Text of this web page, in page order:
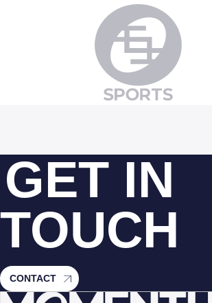
GET IN
TOUCH
CONTACT